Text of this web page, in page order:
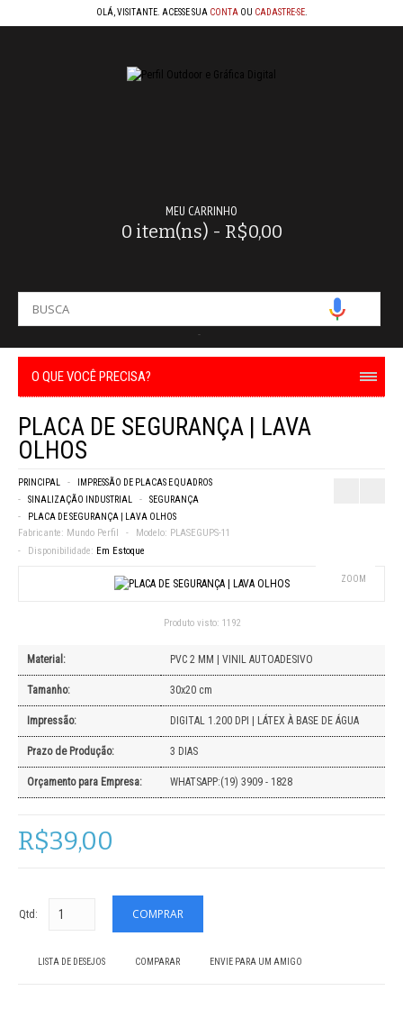
OLÁ, VISITANTE. ACESSE SUA CONTA OU CADASTRE-SE.
MEU CARRINHO
0 item(ns) - R$0,00
-
O QUE VOCÊ PRECISA?
PLACA DE SEGURANÇA | LAVA
OLHOS
PRINCIPAL
IMPRESSÃO DE PLACAS E QUADROS
SINALIZAÇÃO INDUSTRIAL
SEGURANÇA
PLACA DE SEGURANÇA | LAVA OLHOS
Fabricante: Mundo Perfil Modelo: PLASEGUPS-11
Disponibilidade: Em Estoque
ZOOM
Produto visto: 1192
Material: PVC 2 MM | VINIL AUTOADESIVO
Tamanho: 30x20 cm
Impressão: DIGITAL 1.200 DPI | LÁTEX À BASE DE ÁGUA
Prazo de Produção: 3 DIAS
Orçamento para Empresa: WHATSAPP:(19) 3909 - 1828
R$39,00
Qtd:
LISTA DE DESEJOS COMPARAR ENVIE PARA UM AMIGO